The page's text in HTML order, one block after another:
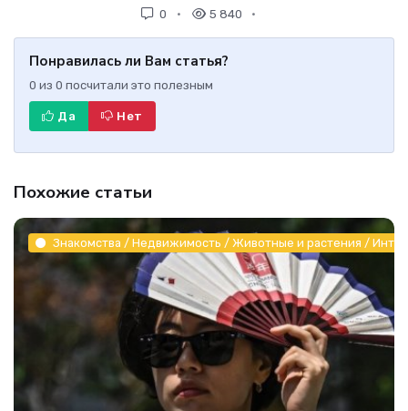
0 5 840
Понравилась ли Вам статья?
0 из 0 посчитали это полезным
Да Нет
Похожие статьи
Знакомства / Недвижимость / Животные и растения /